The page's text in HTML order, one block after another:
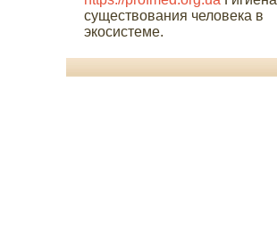
существования человека в
экосистеме.